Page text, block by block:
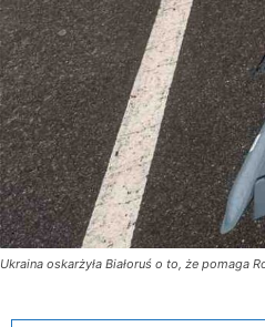
Ukraina oskarżyła Białoruś o to, że pomaga